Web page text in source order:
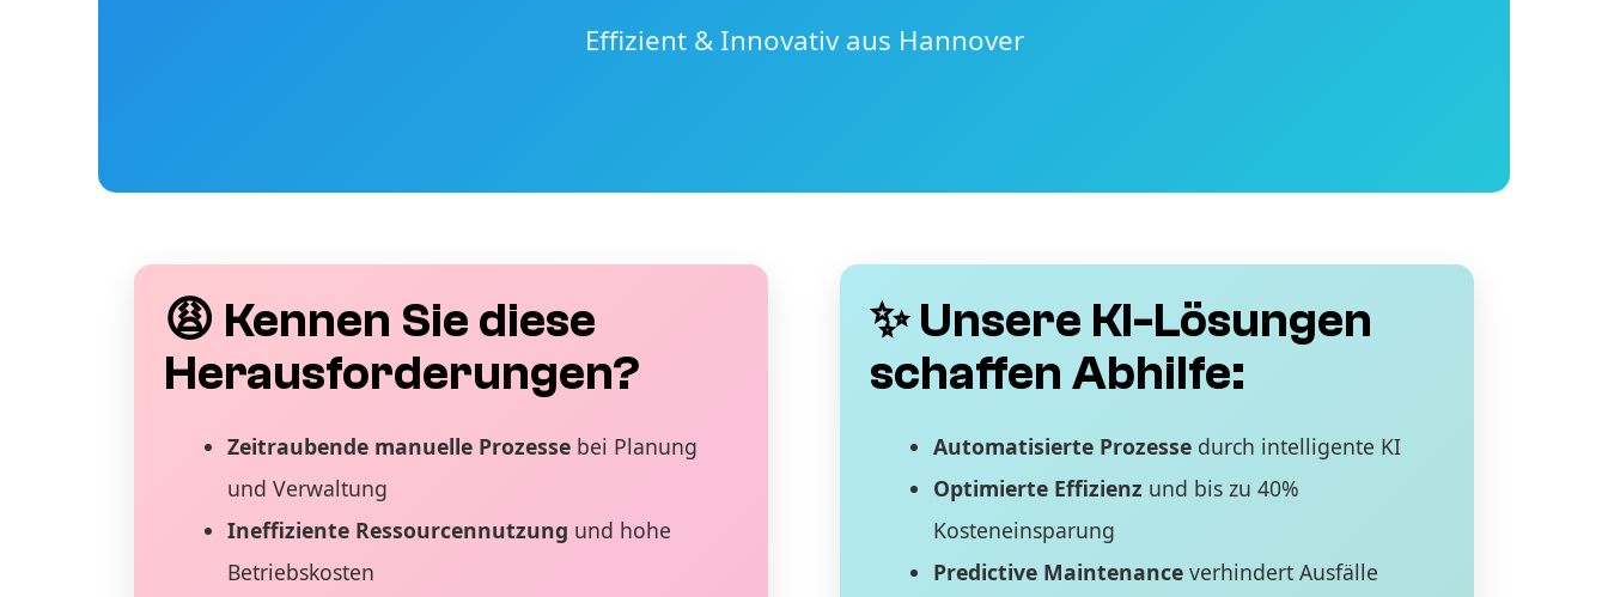
Effizient & Innovativ aus Hannover
😩 Kennen Sie diese
Herausforderungen?
Zeitraubende manuelle Prozessebei Planung
und Verwaltung
Ineffiziente Ressourcennutzung und hohe
Betriebskosten
✨ Unsere KI-Lösungen
schaffen Abhilfe:
Automatisierte Prozessedurch intelligente KI
Optimierte Effizienz und bis zu 40%
Kosteneinsparung
Predictive Maintenanceverhindert Ausfälle